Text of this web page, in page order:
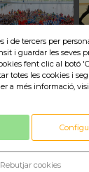
totes les imatges
i de tercers per
i guardar les seves
fent clic al botó
totes les cookies i
a més informació,
Rebutjar cookies